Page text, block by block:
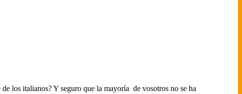
los italianos? Y seguro que la mayoría de vosotros no se ha